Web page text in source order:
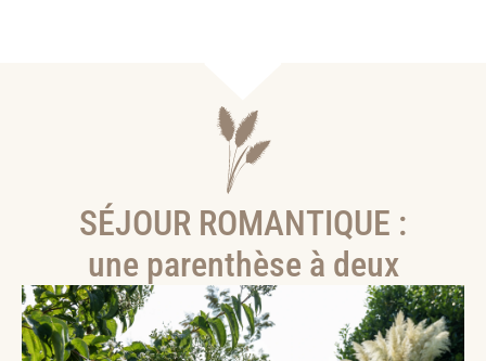
SÉJOUR ROMANTIQUE :
une parenthèse à deux